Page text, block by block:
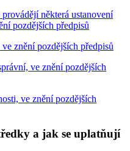
některá ustanovení
pozdějších předpisů
znění pozdějších předpisů
ve znění pozdějších
ve znění pozdějších
a jak se uplatňují